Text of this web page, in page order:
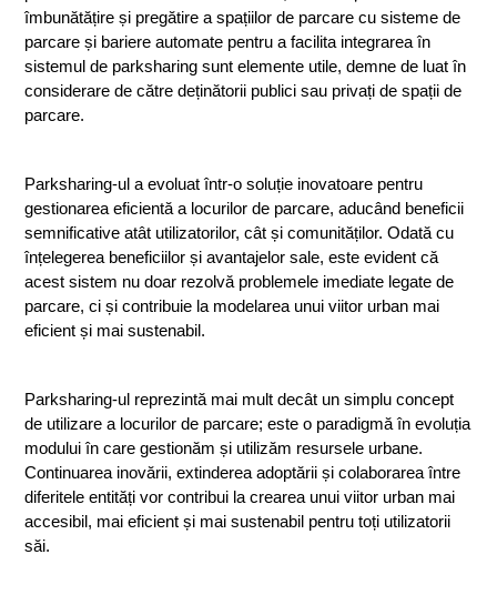
îmbunătățire și pregătire a spațiilor de parcare cu sisteme de
parcare și bariere automate pentru a facilita integrarea în
sistemul de parksharing sunt elemente utile, demne de luat în
considerare de către deținătorii publici sau privați de spații de
parcare.
Parksharing-ul a evoluat într-o soluție inovatoare pentru
gestionarea eficientă a locurilor de parcare, aducând beneficii
semnificative atât utilizatorilor, cât și comunităților. Odată cu
înțelegerea beneficiilor și avantajelor sale, este evident că
acest sistem nu doar rezolvă problemele imediate legate de
parcare, ci și contribuie la modelarea unui viitor urban mai
eficient și mai sustenabil.
Parksharing-ul reprezintă mai mult decât un simplu concept
de utilizare a locurilor de parcare; este o paradigmă în evoluția
modului în care gestionăm și utilizăm resursele urbane.
Continuarea inovării, extinderea adoptării și colaborarea între
diferitele entități vor contribui la crearea unui viitor urban mai
accesibil, mai eficient și mai sustenabil pentru toți utilizatorii
săi.